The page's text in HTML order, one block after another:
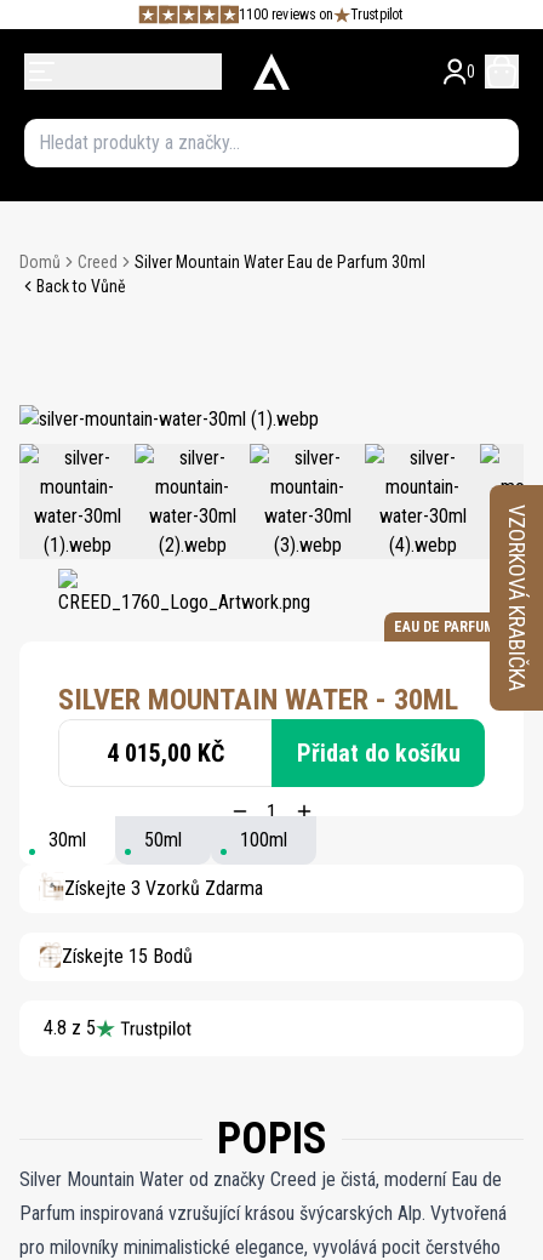
1100 reviews on Trustpilot
0
Domů Creed
Silver Mountain Water Eau de Parfum 30ml
Back to Vůně
EAU DE PARFUM
SILVER MOUNTAIN WATER - 30ML
4 015,00 KČ Přidat do košíku
30ml 50ml 100ml
Získejte 3 Vzorků Zdarma
Získejte 15 Bodů
4.8 z 5
POPIS
Silver Mountain Water od značky Creed je čistá, moderní Eau de
Parfum inspirovaná vzrušující krásou švýcarských Alp. Vytvořená
pro milovníky minimalistické elegance, vyvolává pocit čerstvého
VZORKOVÁ KRABIČKA